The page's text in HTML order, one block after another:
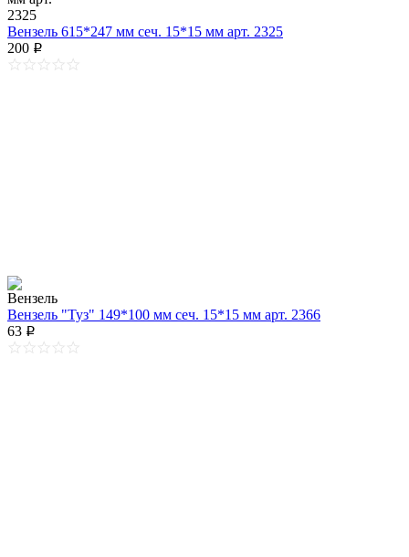
Вензель 615*247 мм сеч. 15*15 мм арт. 2325
200 p
Вензель "Туз" 149*100 мм сеч. 15*15 мм арт. 2366
63 p